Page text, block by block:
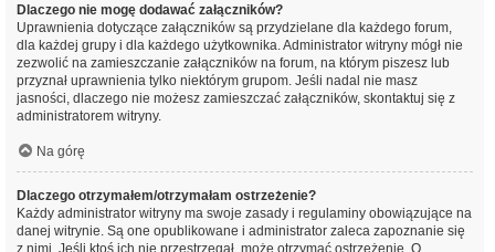
Dlaczego nie mogę dodawać załączników?
Uprawnienia dotyczące załączników są przydzielane dla każdego forum,
dla każdej grupy i dla każdego użytkownika. Administrator witryny mógł nie
zezwolić na zamieszczanie załączników na forum, na którym piszesz lub
przyznał uprawnienia tylko niektórym grupom. Jeśli nadal nie masz
jasności, dlaczego nie możesz zamieszczać załączników, skontaktuj się z
administratorem witryny.
Na górę
Dlaczego otrzymałem/otrzymałam ostrzeżenie?
Każdy administrator witryny ma swoje zasady i regulaminy obowiązujące na
danej witrynie. Są one opublikowane i administrator zaleca zapoznanie się